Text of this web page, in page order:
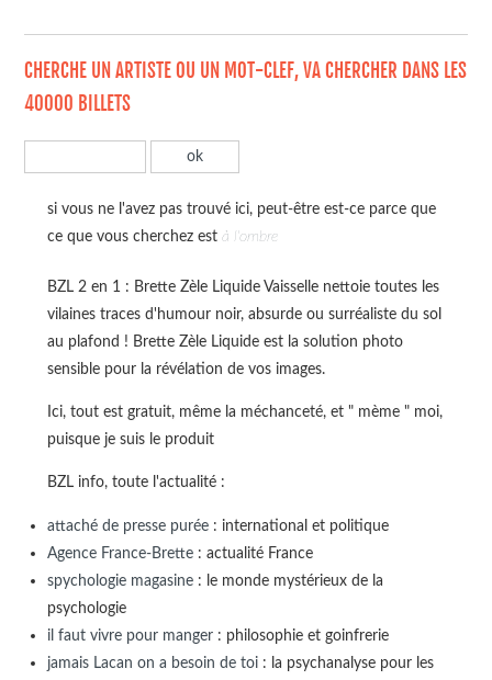
CHERCHE UN ARTISTE OU UN MOT-CLEF, VA CHERCHER DANS LES
40000 BILLETS
si vous ne l'avez pas trouvé ici, peut-être est-ce parce que
ce que vous cherchez est à l'ombre
BZL 2 en 1 : Brette Zèle Liquide Vaisselle nettoie toutes les
vilaines traces d'humour noir, absurde ou surréaliste du sol
au plafond ! Brette Zèle Liquide est la solution photo
sensible pour la révélation de vos images.
Ici, tout est gratuit, même la méchanceté, et " mème " moi,
puisque je suis le produit
BZL info, toute l'actualité :
attaché de presse purée: international et politique
Agence France-Brette: actualité France
spychologie magasine: le monde mystérieux de la
psychologie
il faut vivre pour manger: philosophie et goinfrerie
jamais Lacan on a besoin de toi: la psychanalyse pour les